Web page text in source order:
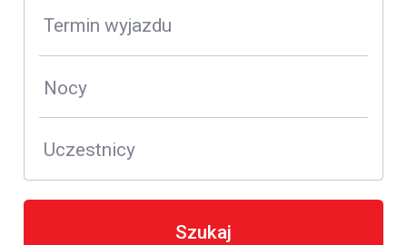
Termin wyjazdu
Nocy
Uczestnicy
Szukaj